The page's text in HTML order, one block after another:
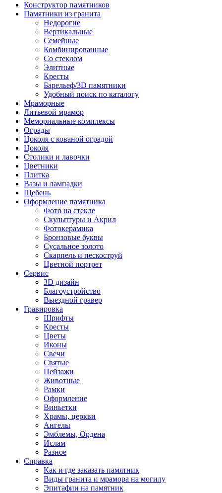
Конструктор памятников
Памятники из гранита
Недорогие
Вертикальные
Семейные
Комбинированные
Со стеклом
Элитные
Кресты
Барельеф/3D памятники
Удобный поиск по каталогу
Мраморные
Литьевой мрамор
Мемориальные комплексы
Ограды
Цоколя с кованой оградой
Цоколя
Столики и лавочки
Цветники
Плитка
Вазы и лампадки
Щебень
Оформление памятника
Фото на стекле
Скульптуры и Акрил
Фотокерамика
Бронзовые буквы
Сусальное золото
Скарпель и пескоструй
Цветной портрет
Сервис
3D дизайн
Благоустройство
Выездной гравер
Гравировка
Шрифты
Кресты
Цветы
Иконы
Свечи
Святые
Пейзажи
Животные
Рамки
Оформление
Виньетки
Храмы, церкви
Ангелы
Эмблемы, Ордена
Ислам
Разное
Справка
Как и где заказать памятник
Виды гранита и мрамора на могилу
Эпитафии на памятник